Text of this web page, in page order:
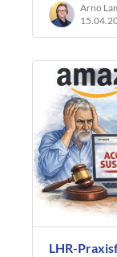
deshalbArno
LHR-